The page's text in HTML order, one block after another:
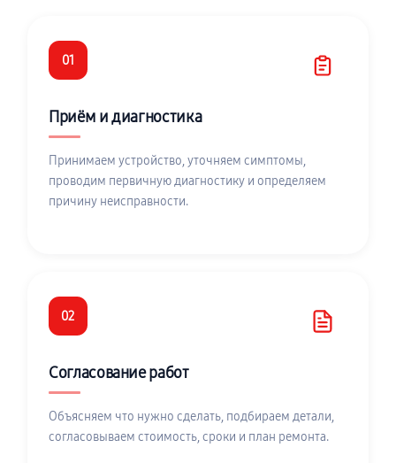
01
Приём и диагностика
Принимаем устройство, уточняем симптомы,
проводим первичную диагностику и определяем
причину неисправности.
02
Согласование работ
Объясняем что нужно сделать, подбираем детали,
согласовываем стоимость, сроки и план ремонта.